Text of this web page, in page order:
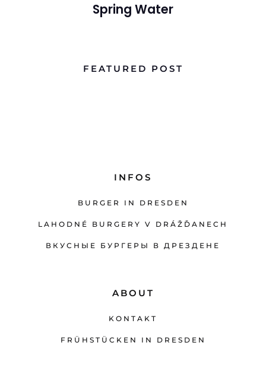
Spring Water
FEATURED POST
INFOS
BURGER IN DRESDEN
LAHODNÉ BURGERY V DRÁŽĎANECH
ВКУСНЫЕ БУРГЕРЫ В ДРЕЗДЕНЕ
ABOUT
KONTAKT
FRÜHSTÜCKEN IN DRESDEN